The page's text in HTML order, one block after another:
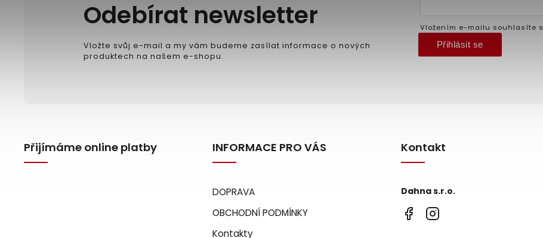
Odebírat newsletter
Vložte svůj e-mail a my vám budeme zasílat informace o nových
produktech na našem e-shopu.
Vložením e-mailu souhlasíte s
Přihlásit se
Přijímáme online platby INFORMACE PRO VÁS
DOPRAVA
OBCHODNÍ PODMÍNKY
Kontakty
Kontakt
Dahna s.r.o.